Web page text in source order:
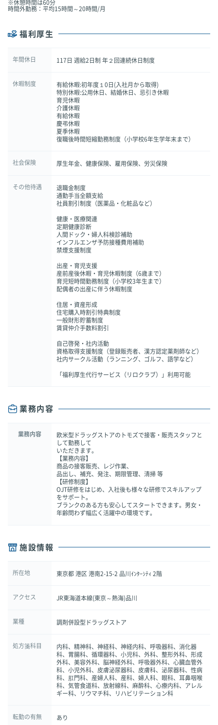
※休憩時間は60分
時間外勤務：平均15時間～20時間/月
福利厚生
年間休日 117日 週給2日制 年２回連続休日制度
休暇制度
有給休暇:初年度１0日(入社月から取得)
特別休暇:公用休日、結婚休日、忌引き休暇
育児休暇
介護休暇
有給休暇
慶弔休暇
夏季休暇
復職後時間短縮勤務制度（小学校6年生学年末まで）
社会保険 厚生年金、健康保険、雇用保険、労災保険
その他待遇
退職金制度
通勤手当全額支給
社員割引制度（医薬品・化粧品など）
健康・医療関連
定期健康診断
人間ドック・婦人科検診補助
インフルエンザ予防接種費用補助
禁煙支援制度
出産・育児支援
産前産後休暇・育児休暇制度（6歳まで）
育児短時間勤務制度（小学校3年生まで）
配偶者の出産に伴う休暇制度
住居・資産形成
住宅購入時割引特典制度
一般財形貯蓄制度
賃貸仲介手数料割引
自己啓発・社内活動
資格取得支援制度（登録販売者、漢方認定薬剤師など）
社内サークル活動（ランニング、ゴルフ、語学など）
「福利厚生代行サービス（リロクラブ）」利用可能
業務内容
業務内容
欧米型ドラッグストアのトモズで接客・販売スタッフと
して勤務して
いただきます。
【業務内容】
商品の接客販売、レジ作業、
品出し、補充、発注、期限管理、清掃 等
【研修制度】
OJT研修をはじめ、入社後も様々な研修でスキルアップ
をサポート。
ブランクのある方も安心してスタートできます。男女・
年齢問わず幅広く活躍中の環境です。
施設情報
所在地 東京都 港区 港南2-15-2 品川ｲﾝﾀｰｼﾃｨ 2階
アクセス JR東海道本線(東京～熱海)品川
業種 調剤併設型ドラッグストア
処方箋科目
内科、精神科、神経科、神経内科、呼吸器科、消化器
科、胃腸科、循環器科、小児科、外科、整形外科、形成
外科、美容外科、脳神経外科、呼吸器外科、心臓血管外
科、小児外科、皮膚泌尿器科、皮膚科、泌尿器科、性病
科、肛門科、産婦人科、産科、婦人科、眼科、耳鼻咽喉
科、気管食道科、放射線科、麻酔科、心療内科、アレル
ギー科、リウマチ科、リハビリテーション科
転勤の有無 あり